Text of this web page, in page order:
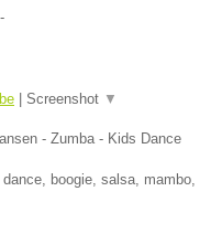
-
Screenshot ▼
- Zumba - Kids Dance
boogie, salsa, mambo,